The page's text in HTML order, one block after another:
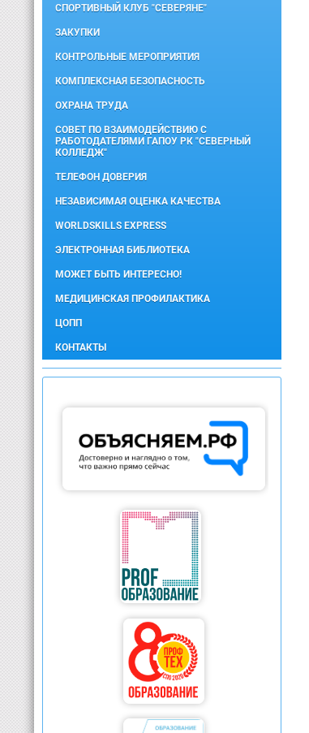
СПОРТИВНЫЙ КЛУБ "СЕВЕРЯНЕ"
ЗАКУПКИ
КОНТРОЛЬНЫЕ МЕРОПРИЯТИЯ
КОМПЛЕКСНАЯ БЕЗОПАСНОСТЬ
ОХРАНА ТРУДА
СОВЕТ ПО ВЗАИМОДЕЙСТВИЮ С
РАБОТОДАТЕЛЯМИ ГАПОУ РК "СЕВЕРНЫЙ
КОЛЛЕДЖ"
ТЕЛЕФОН ДОВЕРИЯ
НЕЗАВИСИМАЯ ОЦЕНКА КАЧЕСТВА
WORLDSKILLS EXPRESS
ЭЛЕКТРОННАЯ БИБЛИОТЕКА
МОЖЕТ БЫТЬ ИНТЕРЕСНО!
МЕДИЦИНСКАЯ ПРОФИЛАКТИКА
ЦОПП
КОНТАКТЫ